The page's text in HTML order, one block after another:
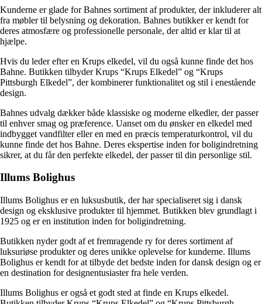
Kunderne er glade for Bahnes sortiment af produkter, der inkluderer alt
fra møbler til belysning og dekoration. Bahnes butikker er kendt for
deres atmosfære og professionelle personale, der altid er klar til at
hjælpe.
Hvis du leder efter en Krups elkedel, vil du også kunne finde det hos
Bahne. Butikken tilbyder Krups “Krups Elkedel” og “Krups
Pittsburgh Elkedel”, der kombinerer funktionalitet og stil i enestående
design.
Bahnes udvalg dækker både klassiske og moderne elkedler, der passer
til enhver smag og præference. Uanset om du ønsker en elkedel med
indbygget vandfilter eller en med en præcis temperaturkontrol, vil du
kunne finde det hos Bahne. Deres ekspertise inden for boligindretning
sikrer, at du får den perfekte elkedel, der passer til din personlige stil.
Illums Bolighus
Illums Bolighus er en luksusbutik, der har specialiseret sig i dansk
design og eksklusive produkter til hjemmet. Butikken blev grundlagt i
1925 og er en institution inden for boligindretning.
Butikken nyder godt af et fremragende ry for deres sortiment af
luksuriøse produkter og deres unikke oplevelse for kunderne. Illums
Bolighus er kendt for at tilbyde det bedste inden for dansk design og er
en destination for designentusiaster fra hele verden.
Illums Bolighus er også et godt sted at finde en Krups elkedel.